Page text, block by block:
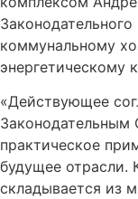
коммунальному
энергетическому
«Действующее
Законодательным
практическое
будущее отрасли.
складывается из